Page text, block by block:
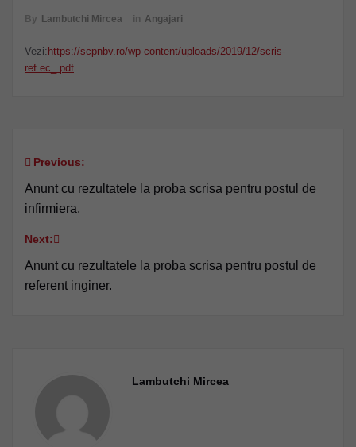
By Lambutchi Mircea in Angajari
Vezi: https://scpnbv.ro/wp-content/uploads/2019/12/scris-
ref.ec_.pdf
Navigare
în
articole
Previous:
Anunt cu rezultatele la proba scrisa pentru postul de
infirmiera.
Next:
Anunt cu rezultatele la proba scrisa pentru postul de
referent inginer.
Lambutchi Mircea